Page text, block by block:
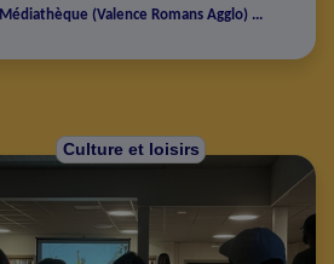
Médiathèque (Valence Romans Agglo) ...
Culture et loisirs